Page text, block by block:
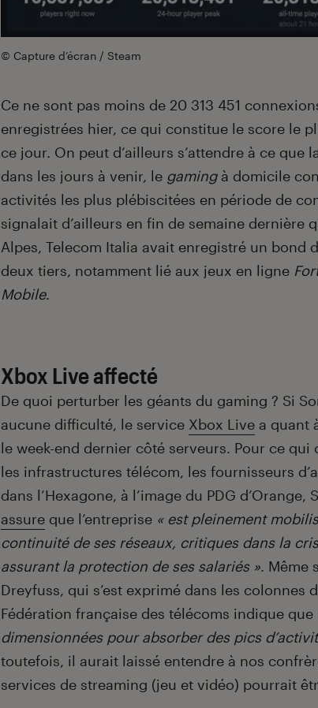
© Capture d’écran / Steam
Ce ne sont pas moins de 20 313 451
enregistrées hier, ce qui constitue le score le
ce jour. On peut d’ailleurs s’attendre à ce que
dans les jours à venir, le gamingà domicile
activités les plus plébiscitées en période de
signalait d’ailleurs en fin de semaine dernière
Alpes, Telecom Italia avait enregistré un bond
deux tiers, notamment lié aux jeux en ligne
Mobile.
Xbox Live affecté
De quoi perturber les géants du gaming ? Si
aucune difficulté, le service Xbox Live a quant
le week-end dernier côté serveurs. Pour ce qui
les infrastructures télécom, les fournisseurs
dans l’Hexagone, à l’image du PDG d’Orange,
assure que l’entreprise « est pleinement
continuité de ses réseaux, critiques dans la
assurant la protection de ses salariés ». Même
Dreyfuss, qui s’est exprimé dans les colonnes
Fédération française des télécoms indique que
dimensionnées pour absorber des pics
toutefois, il aurait laissé entendre à nos
services de streaming (jeu et vidéo) pourrait